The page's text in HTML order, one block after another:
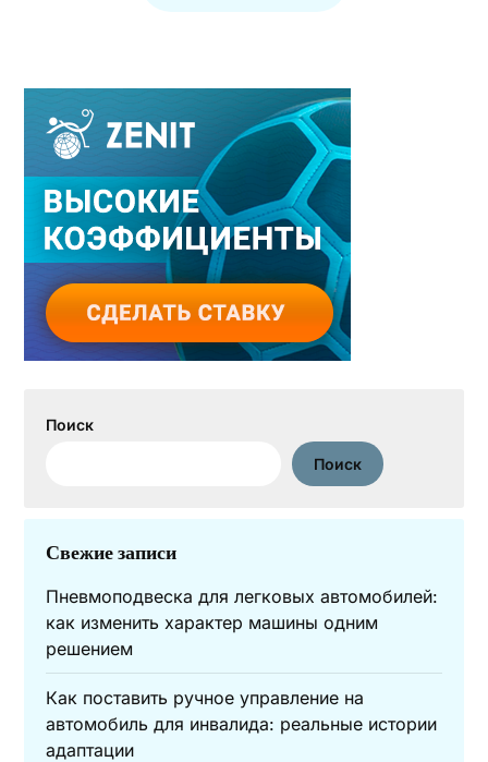
Поиск
Поиск
Свежие записи
Пневмоподвеска для легковых автомобилей:
как изменить характер машины одним
решением
Как поставить ручное управление на
автомобиль для инвалида: реальные истории
адаптации